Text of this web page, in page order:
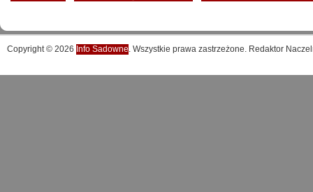
Copyright © 2026 Info Sadowne. Wszystkie prawa zastrzeżone. Redaktor